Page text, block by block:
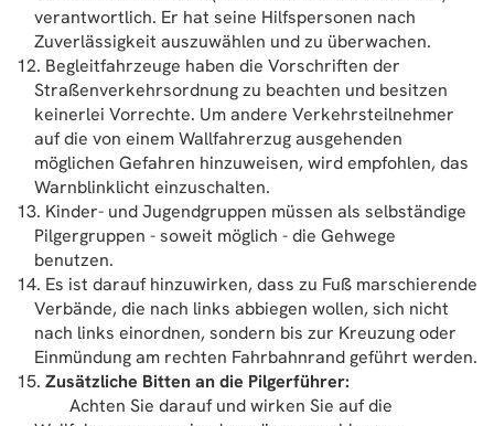
verantwortlich. Er hat seine Hilfspersonen nach
Zuverlässigkeit auszuwählen und zu überwachen.
Begleitfahrzeuge haben die Vorschriften der
Straßenverkehrsordnung zu beachten und besitzen
keinerlei Vorrechte. Um andere Verkehrsteilnehmer
auf die von einem Wallfahrerzug ausgehenden
möglichen Gefahren hinzuweisen, wird empfohlen, das
Warnblinklicht einzuschalten.
Kinder- und Jugendgruppen müssen als selbständige
Pilgergruppen - soweit möglich - die Gehwege
benutzen.
Es ist darauf hinzuwirken, dass zu Fuß marschierende
Verbände, die nach links abbiegen wollen, sich nicht
nach links einordnen, sondern bis zur Kreuzung oder
Einmündung am rechten Fahrbahnrand geführt werden.
Zusätzliche Bitten an die Pilgerführer:
Achten Sie darauf und wirken Sie auf die